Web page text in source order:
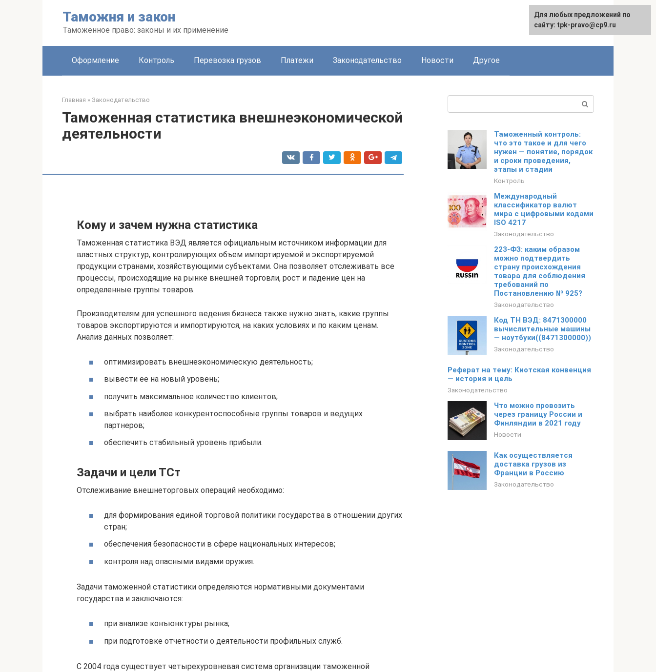
Таможня и закон
Таможенное право: законы и их применение
Оформление Контроль Перевозка грузов Платежи Законодательство Новости Другое
Главная » Законодательство
Таможенная статистика внешнеэкономической
деятельности
Кому и зачем нужна статистика
Таможенная статистика ВЭД является официальным источником информации для
властных структур, контролирующих объем импортируемой и экспортируемой
продукции странами, хозяйствующими субъектами. Она позволяет отслеживать все
процессы, происходящие на рынке внешней торговли, рост и падение цен на
определенные группы товаров.
Производителям для успешного ведения бизнеса также нужно знать, какие группы
товаров экспортируются и импортируются, на каких условиях и по каким ценам.
Анализ данных позволяет:
оптимизировать внешнеэкономическую деятельность;
вывести ее на новый уровень;
получить максимальное количество клиентов;
выбрать наиболее конкурентоспособные группы товаров и ведущих
партнеров;
обеспечить стабильный уровень прибыли.
Задачи и цели ТСт
Отслеживание внешнеторговых операций необходимо:
для формирования единой торговой политики государства в отношении других
стран;
обеспечения безопасности в сфере национальных интересов;
контроля над опасными видами оружия.
Задачи таможенной статистики определяются нормативными документами
государства и заключаются:
при анализе конъюнктуры рынка;
при подготовке отчетности о деятельности профильных служб.
С 2004 года существует четырехуровневая система организации таможенной
Таможенный контроль:
что это такое и для чего
нужен — понятие, порядок
и сроки проведения,
этапы и стадии
Контроль
Международный
классификатор валют
мира с цифровыми кодами
ISO 4217
Законодательство
223-ФЗ: каким образом
можно подтвердить
страну происхождения
товара для соблюдения
требований по
Постановлению № 925?
Законодательство
Код ТН ВЭД: 8471300000
вычислительные машины
— ноутбуки((8471300000))
Законодательство
Реферат на тему: Киотская конвенция
— история и цель
Законодательство
Что можно провозить
через границу России и
Финляндии в 2021 году
Новости
Как осуществляется
доставка грузов из
Франции в Россию
Законодательство
Для любых предложений по
сайту: tpk-pravo@cp9.ru